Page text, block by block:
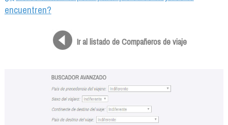
Compañeros de viaje
encuentren?
Ir al listado de Compañeros de viaje